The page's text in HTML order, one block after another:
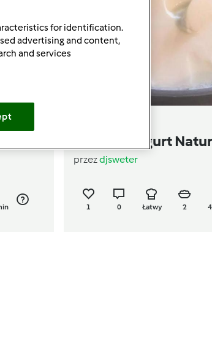
Wariant Jogurt
przezdjsweter
1 0 Łatwy 2
for identification.
advertising and content,
and services